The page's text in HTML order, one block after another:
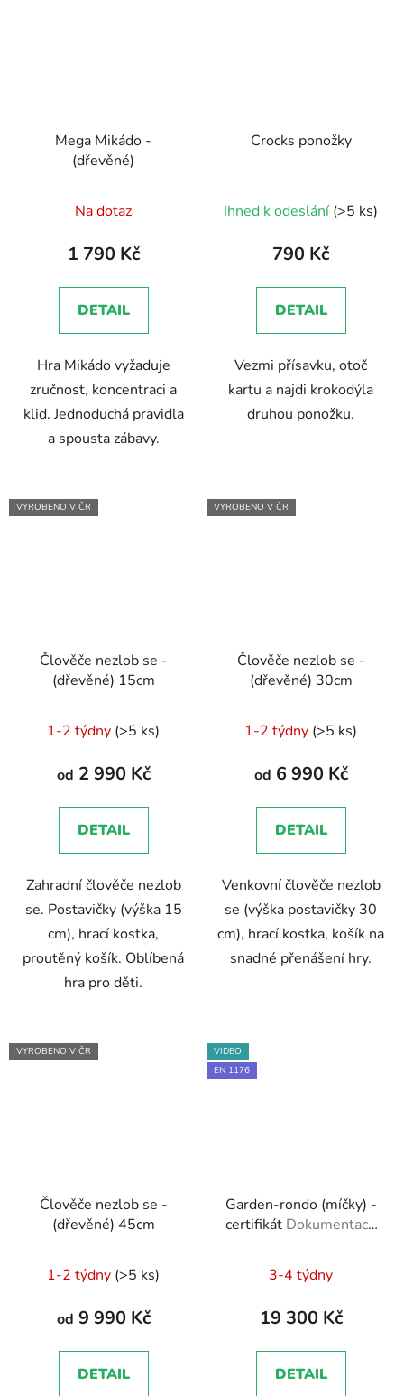
Mega Mikádo -
(dřevěné)
Na dotaz
1 790 Kč
DETAIL
Hra Mikádo vyžaduje
zručnost, koncentraci a
klid. Jednoduchá pravidla
a spousta zábavy.
Crocks ponožky
Ihned k odeslání (>5 ks)
790 Kč
DETAIL
Vezmi přísavku, otoč
kartu a najdi krokodýla
druhou ponožku.
VYROBENO V ČR
Člověče nezlob se -
(dřevěné) 15cm
hodnocení
produktu
5,0
z
hvězdiček.
1-2 týdny (>5 ks)
od 2 990 Kč
DETAIL
Zahradní člověče nezlob
se. Postavičky (výška 15
cm), hrací kostka,
proutěný košík. Oblíbená
hra pro děti.
VYROBENO V ČR
Člověče nezlob se -
(dřevěné) 30cm
hodnocení
produktu
5,0
z
hvězdiček.
1-2 týdny (>5 ks)
od 6 990 Kč
DETAIL
Venkovní člověče nezlob
se (výška postavičky 30
cm), hrací kostka, košík na
snadné přenášení hry.
VYROBENO V ČR
Člověče nezlob se -
(dřevěné) 45cm
1-2 týdny (>5 ks)
od 9 990 Kč
DETAIL
VIDEO
EN 1176
Garden-rondo (míčky) -
certifikát Dokumentace
zpráva, Brožura, Školení
zaměstnanců
3-4 týdny
19 300 Kč
DETAIL